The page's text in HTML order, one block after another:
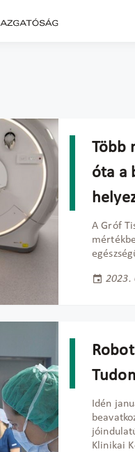
Több
óta a
A Gróf
2023.
Idén
Klinikai